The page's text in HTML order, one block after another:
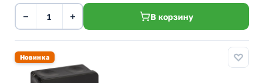
− + В корзину
Новинка